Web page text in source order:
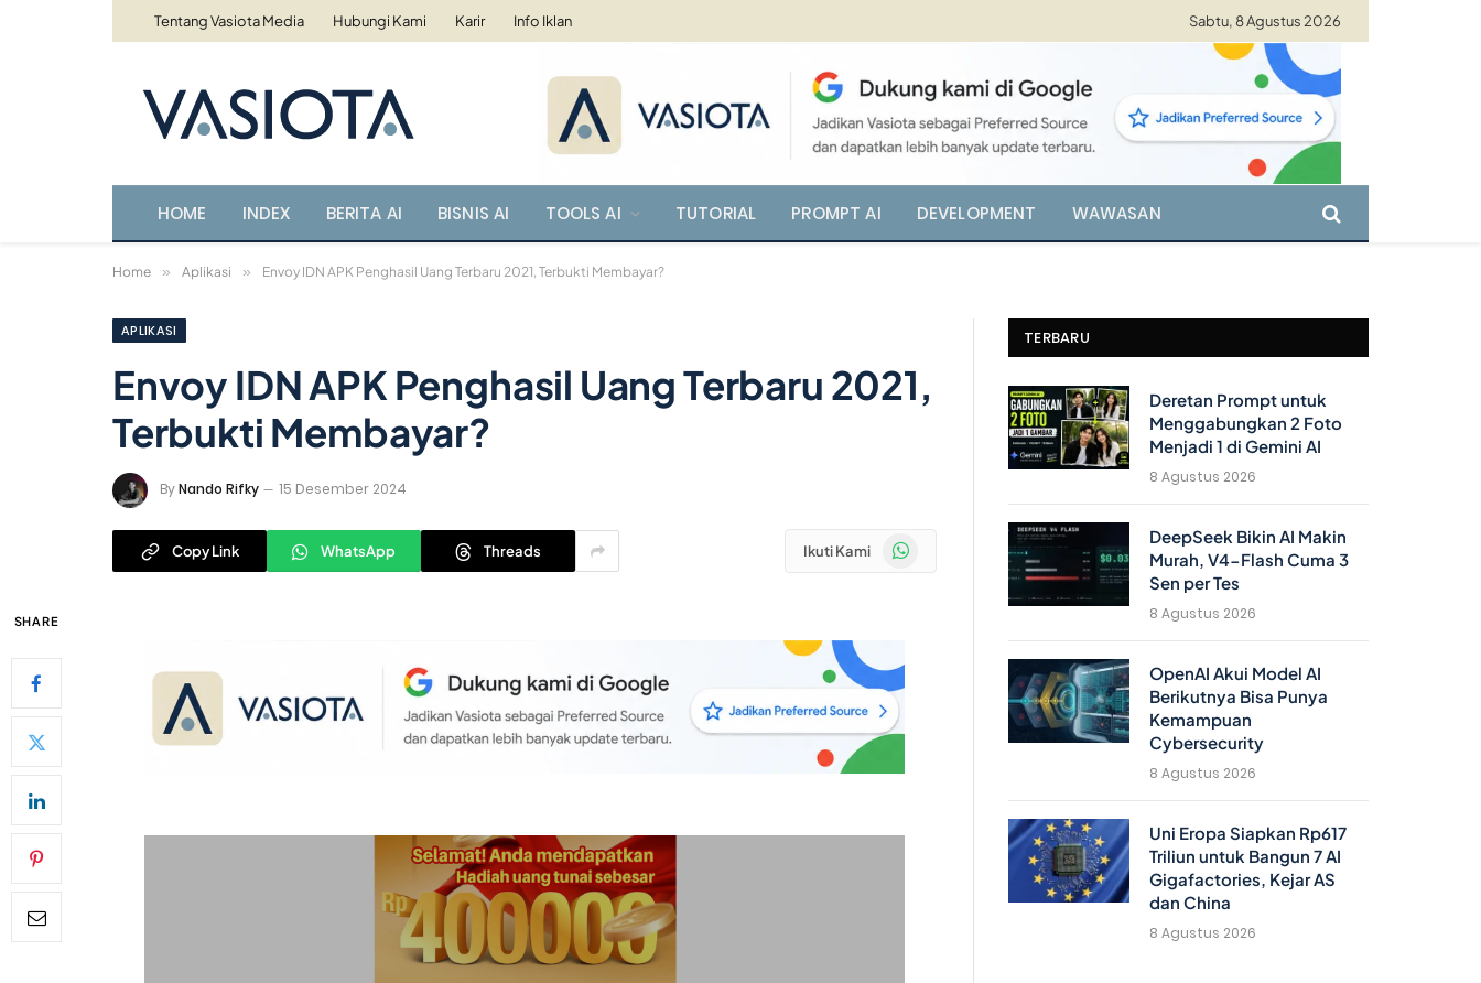
Tentang Vasiota Media Hubungi Kami Karir Info Iklan Sabtu, 8 Agustus 2026
HOME INDEX BERITA AI BISNIS AI TOOLS AI TUTORIAL PROMPT AI DEVELOPMENT WAWASAN
Home » Aplikasi » Envoy IDN APK Penghasil Uang Terbaru 2021, Terbukti Membayar?
APLIKASI
Envoy IDN APK Penghasil Uang Terbaru 2021,
Terbukti Membayar?
ByNando Rifky 15 Desember 2024
Copy Link WhatsApp Threads Ikuti Kami WhatsApp
SHARE
TERBARU
Deretan Prompt untuk
Menggabungkan 2 Foto
Menjadi 1 di Gemini AI
8 Agustus 2026
DeepSeek Bikin AI Makin
Murah, V4-Flash Cuma 3
Sen per Tes
8 Agustus 2026
OpenAI Akui Model AI
Berikutnya Bisa Punya
Kemampuan
Cybersecurity
8 Agustus 2026
Uni Eropa Siapkan Rp617
Triliun untuk Bangun 7 AI
Gigafactories, Kejar AS
dan China
8 Agustus 2026